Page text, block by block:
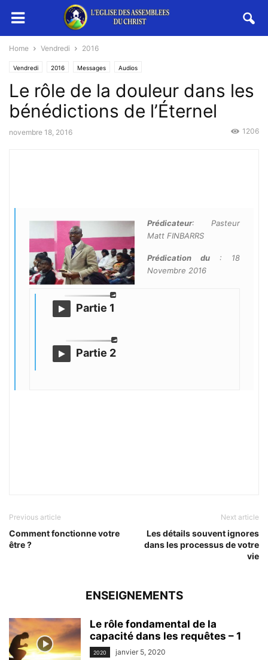
Home Vendredi 2016
Vendredi 2016 Messages Audios
Le rôle de la douleur dans les
bénédictions de l’Éternel
novembre 18, 2016 1206
Prédicateur: Pasteur
Matt FINBARRS
Prédication du : 18
Novembre 2016
Partie 1
Partie 2
Previous article
Comment fonctionne votre
être ?
Next article
Les détails souvent ignores
dans les processus de votre
vie
ENSEIGNEMENTS
Le rôle fondamental de la
capacité dans les requêtes – 1
2020 janvier 5, 2020